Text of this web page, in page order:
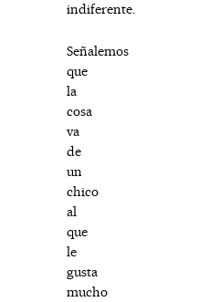
indiferente.
Señalemos
que
la
cosa
va
de
un
chico
al
que
le
gusta
mucho